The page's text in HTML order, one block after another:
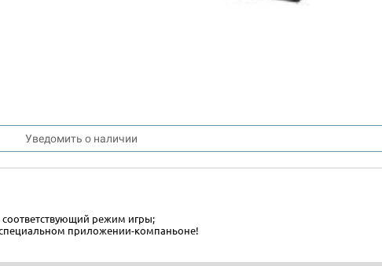
Уведомить о наличии
режим игры;
приложении-компаньоне!